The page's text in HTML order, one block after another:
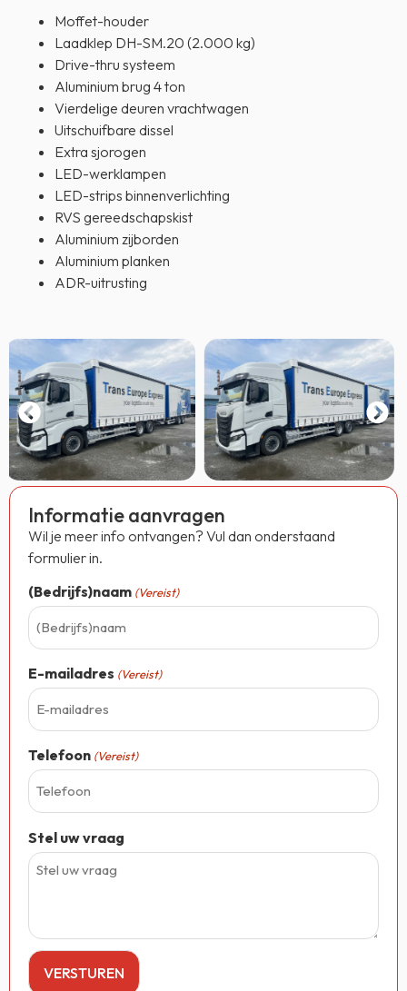
Informatie aanvragen
Wil je meer info ontvangen? Vul dan onderstaand
formulier in.
(Bedrijfs)naam (Vereist)
E-mailadres (Vereist)
Telefoon (Vereist)
Stel uw vraag
Moffet-houder
Laadklep DH-SM.20 (2.000 kg)
Drive-thru systeem
Aluminium brug 4 ton
Vierdelige deuren vrachtwagen
Uitschuifbare dissel
Extra sjorogen
LED-werklampen
LED-strips binnenverlichting
RVS gereedschapskist
Aluminium zijborden
Aluminium planken
ADR-uitrusting